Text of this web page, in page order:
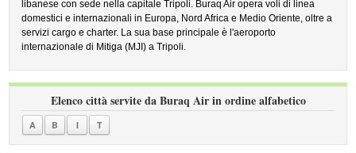
libanese con sede nella capitale Tripoli. Buraq Air opera voli di linea
domestici e internazionali in Europa, Nord Africa e Medio Oriente, oltre a
servizi cargo e charter. La sua base principale è l'aeroporto
internazionale di Mitiga (MJI) a Tripoli.
Elenco città servite da Buraq Air in ordine alfabetico
A B I T